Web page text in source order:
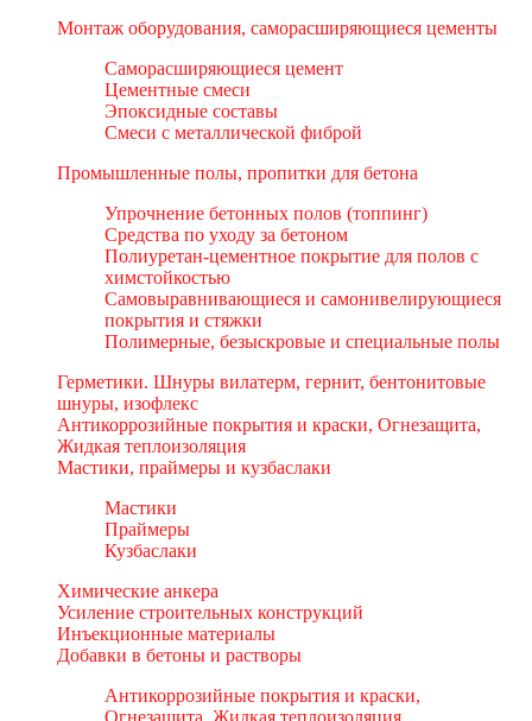
Монтаж оборудования, саморасширяющиеся цементы
Саморасширяющиеся цемент
Цементные смеси
Эпоксидные составы
Смеси с металлической фиброй
Промышленные полы, пропитки для бетона
Упрочнение бетонных полов (топпинг)
Средства по уходу за бетоном
Полиуретан-цементное покрытие для полов с
химстойкостью
Самовыравнивающиеся и самонивелирующиеся
покрытия и стяжки
Полимерные, безыскровые и специальные полы
Герметики. Шнуры вилатерм, гернит, бентонитовые
шнуры, изофлекс
Антикоррозийные покрытия и краски, Огнезащита,
Жидкая теплоизоляция
Мастики, праймеры и кузбаслаки
Мастики
Праймеры
Кузбаслаки
Химические анкера
Усиление строительных конструкций
Инъекционные материалы
Добавки в бетоны и растворы
Антикоррозийные покрытия и краски,